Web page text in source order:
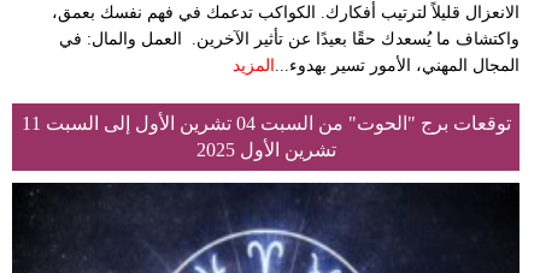
الانعزال قليلاً لترتيب أفكارك. الكواكب تدعمك في فهم نفسك بعمق،
واكتشاف ما يُسعدك حقًا بعيدًا عن تأثير الآخرين. العمل والمال: في
المجال المهني، الأمور تسير بهدوء... المزيد
توقعات برج "الحوت" من السبت 04 تشرين الأول إلى السبت 11
تشرين الأول 2025